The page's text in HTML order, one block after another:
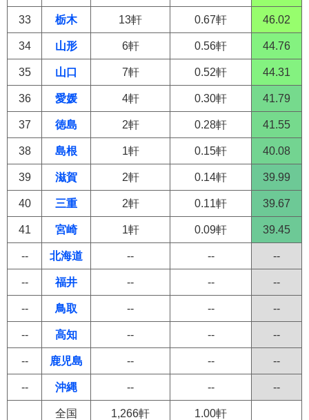
33 栃木 13軒 0.67軒 46.02
34 山形 6軒 0.56軒 44.76
35 山口 7軒 0.52軒 44.31
36 愛媛 4軒 0.30軒 41.79
37 徳島 2軒 0.28軒 41.55
38 島根 1軒 0.15軒 40.08
39 滋賀 2軒 0.14軒 39.99
40 三重 2軒 0.11軒 39.67
41 宮崎 1軒 0.09軒 39.45
-- 北海道 -- -- --
-- 福井 -- -- --
-- 鳥取 -- -- --
-- 高知 -- -- --
-- 鹿児島 -- -- --
-- 沖縄 -- -- --
全国 1,266軒 1.00軒